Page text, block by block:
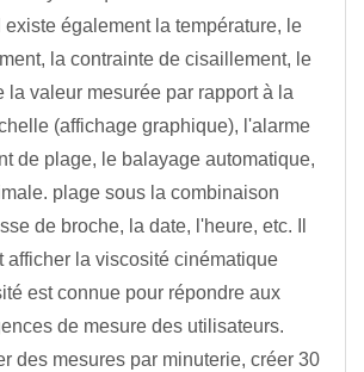
également la température, le
la contrainte de cisaillement, le
la valeur mesurée par rapport à la
(affichage graphique), l'alarme
de plage, le balayage automatique,
plage sous la combinaison
de broche, la date, l'heure, etc. Il
afficher la viscosité cinématique
est connue pour répondre aux
de mesure des utilisateurs.
des mesures par minuterie, créer 30